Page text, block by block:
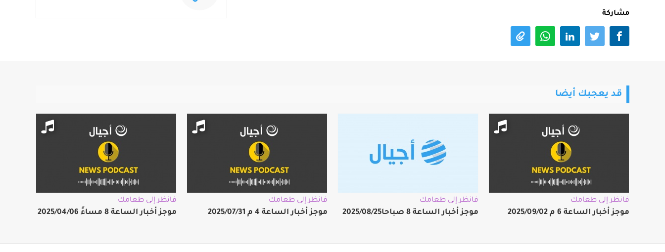
مشاركة
قد يعجبك أيضا
فانظر إلى طعامك
موجز أخبار الساعة 6 م 2025/09/02
فانظر إلى طعامك
موجز أخبار الساعة 8 صباحا2025/08/25
فانظر إلى طعامك
موجز أخبار الساعة 4 م 2025/07/31
فانظر إلى طعامك
موجز أخبار الساعة 8 مساءً 2025/04/06